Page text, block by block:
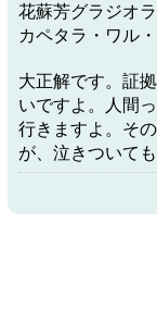
花蘇芳グラジオラ
カペタラ・ワル
大正解です。証
いですよ。人間
行きますよ。そ
が、泣きついて